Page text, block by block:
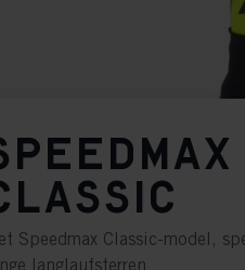
Speedmax Classic-model,
langlaufsterren